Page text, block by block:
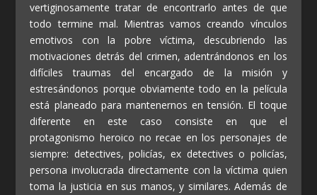
vertiginosamente tratar de encontrarlo antes de que
todo termine mal. Mientras vamos creando vínculos
emotivos con la pobre víctima, descubriendo las
motivaciones detrás del crimen, adentrándonos en los
difíciles traumas del encargado de la misión y
estresándonos porque obviamente todo en la película
está planeado para mantenernos en tensión. El toque
diferente en este caso consiste en que el
protagonismo heroico no recae en los personajes de
siempre: detectives, policías, ex detectives o policías,
persona involucrada directamente con la víctima quien
toma la justicia en sus manos, y similares. Además de